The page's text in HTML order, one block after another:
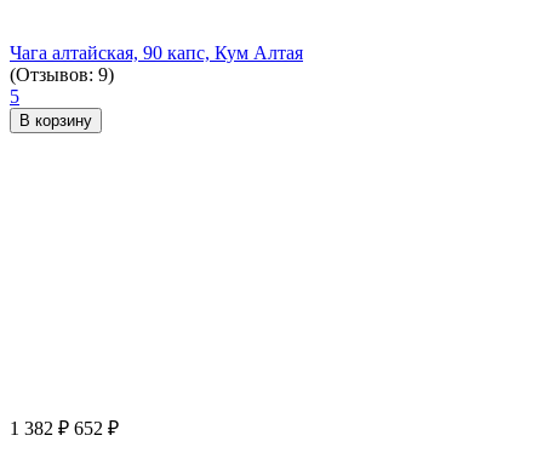
Чага алтайская, 90 капс, Кум Алтая
(Отзывов: 9)
5
В корзину
1 382 ₽ 652 ₽